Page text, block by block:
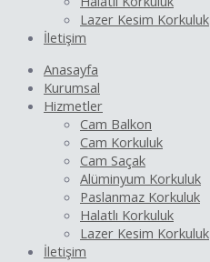
Lazer Kesim Korkuluk
İletişim
Anasayfa
Kurumsal
Hizmetler
Cam Balkon
Cam Korkuluk
Cam Saçak
Alüminyum Korkuluk
Paslanmaz Korkuluk
Halatlı Korkuluk
Lazer Kesim Korkuluk
İletişim